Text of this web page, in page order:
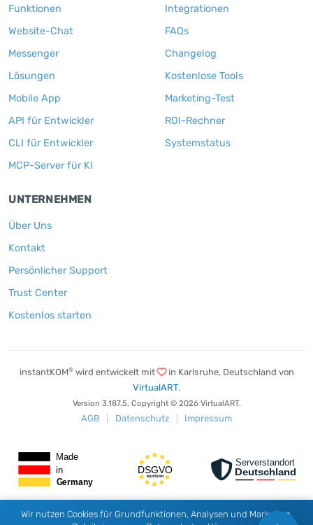
Funktionen
Website-Chat
Messenger
Lösungen
Mobile App
API für Entwickler
CLI für Entwickler
MCP-Server für KI
Integrationen
FAQs
Changelog
Kostenlose Tools
Marketing-Test
ROI-Rechner
Systemstatus
UNTERNEHMEN
Über Uns
Kontakt
Persönlicher Support
Trust Center
Kostenlos starten
instantKOM®wird entwickelt mit in Karlsruhe, Deutschland von
VirtualART.
Version 3.187.5, Copyright © 2026 VirtualART.
AGB Datenschutz Impressum
Wir nutzen Cookies für Grundfunktionen, Analysen und Marketing.